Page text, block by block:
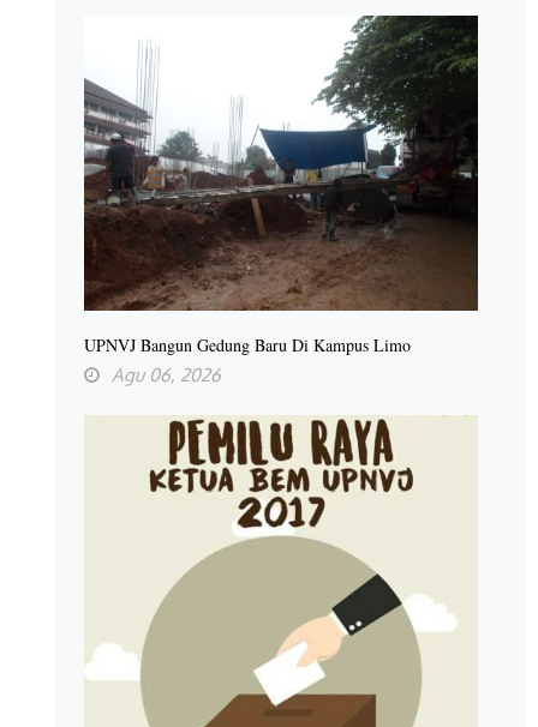
UPNVJ Bangun Gedung Baru Di Kampus Limo
Agu 06, 2026